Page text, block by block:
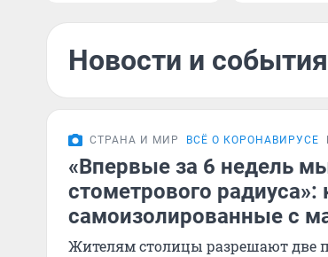
Новости и
СТРАНА И МИР ВСЁ О КОРОНАВИРУСЕ
«Впервые за 6 недель
стометрового радиуса»:
самоизолированные с
Жителям столицы разрешают две